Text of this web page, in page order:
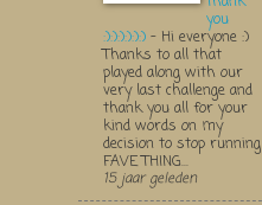
you
:):):):):):) - Hi everyone :)
Thanks to all that
played along with our
very last challenge and
thank you all for your
kind words on my
decision to stop running
FAVE THING...
15 jaar geleden